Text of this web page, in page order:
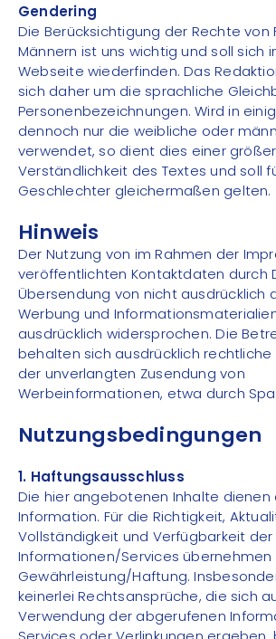
Gendering
Die Berücksichtigung der Rechte von
Männern ist uns wichtig und soll sich
Webseite wiederfinden. Das
sich daher um die sprachliche
Personenbezeichnungen. Wird in
dennoch nur die weibliche oder
verwendet, so dient dies einer
Verständlichkeit des Textes und soll
Geschlechter gleichermaßen gelten.
Hinweis
Der Nutzung von im Rahmen der
veröffentlichten Kontaktdaten durch
Übersendung von nicht ausdrücklich
Werbung und
ausdrücklich widersprochen. Die
behalten sich ausdrücklich rechtliche
der unverlangten Zusendung von
Werbeinformationen, etwa durch
Nutzungsbedingungen
1. Haftungsausschluss
Die hier angebotenen Inhalte dienen
Information. Für die Richtigkeit,
Vollständigkeit und Verfügbarkeit
Informationen/Services übernehmen
Gewährleistung/Haftung.
keinerlei Rechtsansprüche, die sich
Verwendung der abgerufenen